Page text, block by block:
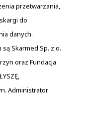
przetwarzania,
do
danych.
Skarmed Sp. z o.
oraz Fundacja
Administrator